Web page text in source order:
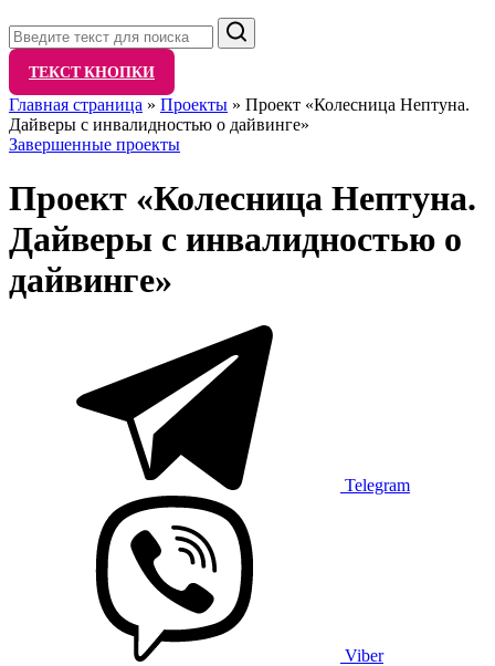
Поиск
ТЕКСТ КНОПКИ
Главная страница » Проекты » Проект «Колесница Нептуна.
Дайверы с инвалидностью о дайвинге»
Завершенные проекты
Проект «Колесница Нептуна.
Дайверы с инвалидностью о
дайвинге»
Telegram
Viber